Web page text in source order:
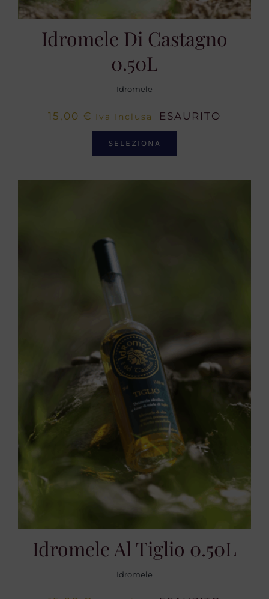
Idromele Di Castagno
0.50L
Idromele
15,00 € Iva Inclusa ESAURITO
SELEZIONA
Idromele Al Tiglio 0.50L
Idromele